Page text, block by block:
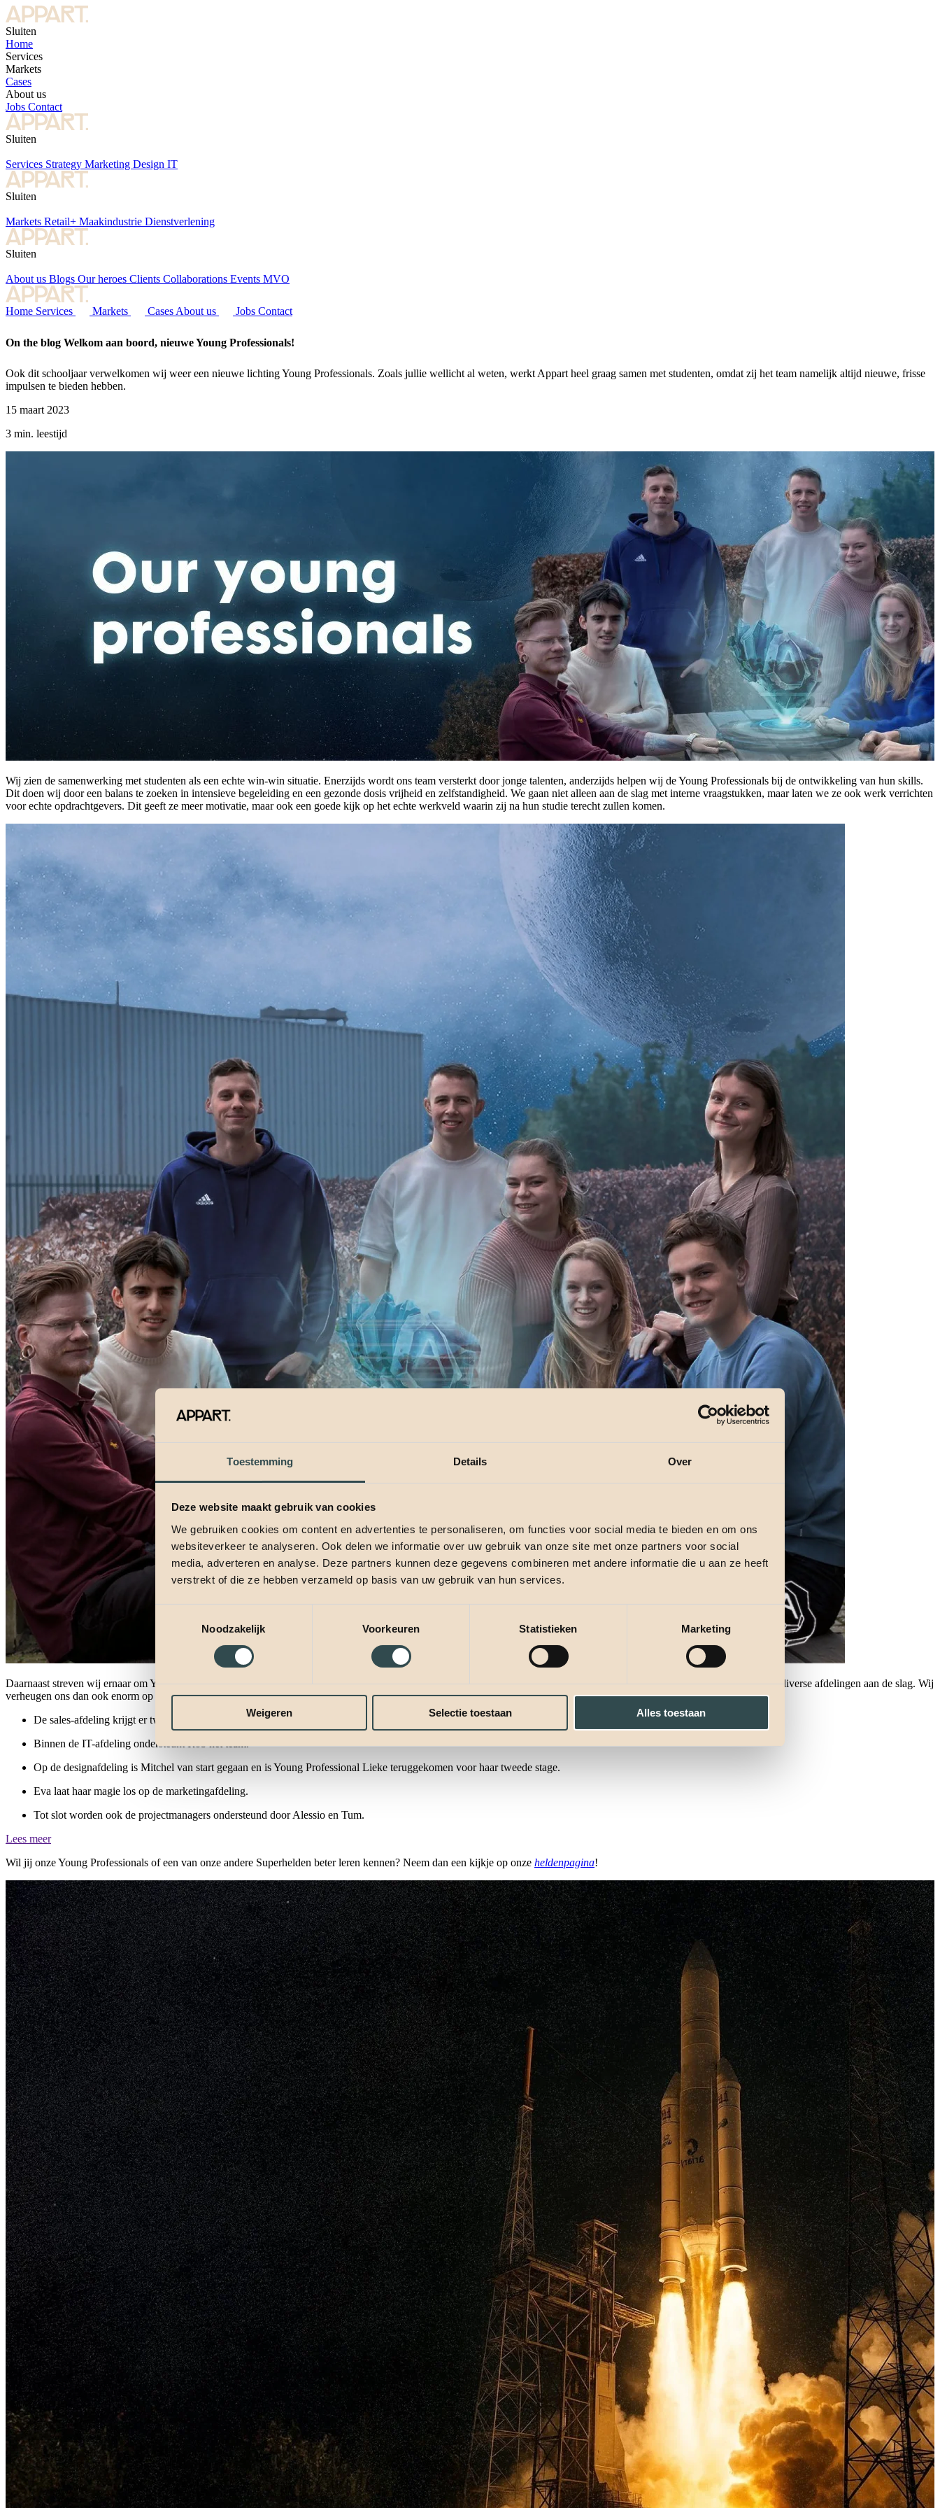
Toestemming Details Over
Deze website maakt gebruik van cookies
We gebruiken cookies om content en advertenties te personaliseren, om functies voor social media te bieden en om ons
websiteverkeer te analyseren. Ook delen we informatie over uw gebruik van onze site met onze partners voor social
media, adverteren en analyse. Deze partners kunnen deze gegevens combineren met andere informatie die u aan ze heeft
verstrekt of die ze hebben verzameld op basis van uw gebruik van hun services.
Noodzakelijk
Voorkeuren Statistieken Marketing
Weigeren Selectie toestaan Alles toestaan
Sluiten
Home
Services
Markets
Cases
About us
Jobs Contact
Sluiten
Services Strategy Marketing Design IT
Sluiten
Markets Retail+ Maakindustrie Dienstverlening
Sluiten
About us Blogs Our heroes Clients Collaborations Events MVO
Home Services Markets Cases About us Jobs Contact
On the blog Welkom aan boord, nieuwe Young Professionals!
Ook dit schooljaar verwelkomen wij weer een nieuwe lichting Young Professionals. Zoals jullie wellicht al weten, werkt Appart heel graag samen met studenten, omdat zij het team namelijk altijd nieuwe, frisse
impulsen te bieden hebben.
15 maart 2023
3 min. leestijd
Wij zien de samenwerking met studenten als een echte win-win situatie. Enerzijds wordt ons team versterkt door jonge talenten, anderzijds helpen wij de Young Professionals bij de ontwikkeling van hun skills.
Dit doen wij door een balans te zoeken in intensieve begeleiding en een gezonde dosis vrijheid en zelfstandigheid. We gaan niet alleen aan de slag met interne vraagstukken, maar laten we ze ook werk verrichten
voor echte opdrachtgevers. Dit geeft ze meer motivatie, maar ook een goede kijk op het echte werkveld waarin zij na hun studie terecht zullen komen.
Daarnaast streven wij ernaar om Young Professionals aan ons te binden. Tijdens de komende zes maanden (en wie weet zelfs langer) gaan diverse Young Professionals op onze diverse afdelingen aan de slag. Wij
verheugen ons dan ook enorm op onze samenwerking. We stellen ze graag even aan je voor:
De sales-afdeling krijgt er twee commerciële sterren in de dop bij: Charelle en Rupert.
Binnen de IT-afdeling ondersteunt Rob het team.
Op de designafdeling is Mitchel van start gegaan en is Young Professional Lieke teruggekomen voor haar tweede stage.
Eva laat haar magie los op de marketingafdeling.
Tot slot worden ook de projectmanagers ondersteund door Alessio en Tum.
Lees meer
Wil jij onze Young Professionals of een van onze andere Superhelden beter leren kennen? Neem dan een kijkje op onze heldenpagina!